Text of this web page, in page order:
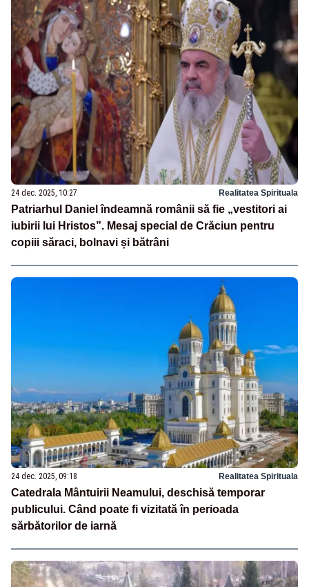
24 dec. 2025, 10:27 Realitatea Spirituala
Patriarhul Daniel îndeamnă românii să fie „vestitori ai
iubirii lui Hristos”. Mesaj special de Crăciun pentru
copiii săraci, bolnavi și bătrâni
24 dec. 2025, 09:18 Realitatea Spirituala
Catedrala Mântuirii Neamului, deschisă temporar
publicului. Când poate fi vizitată în perioada
sărbătorilor de iarnă